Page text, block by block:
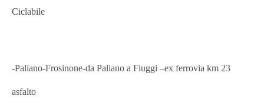
Ciclabile
-Paliano-Frosinone-da Paliano a Fiuggi –ex ferrovia km 23
asfalto